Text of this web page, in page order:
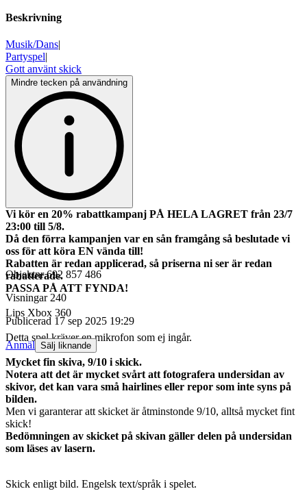
Beskrivning
Musik/Dans|
Partyspel|
Gott använt skick
Mindre tecken på användning
Vi kör en 20% rabattkampanj PÅ HELA LAGRET från 23/7
23:00 till 5/8.
Då den förra kampanjen var en sån framgång så beslutade vi
oss för att köra EN vända till!
Rabatten är redan applicerad, så priserna ni ser är redan
rabatterade.
PASSA PÅ ATT FYNDA!
Lips Xbox 360
Detta spel kräver en mikrofon som ej ingår.
Mycket fin skiva, 9/10 i skick.
Notera att det är mycket svårt att fotografera undersidan av
skivor, det kan vara små hairlines eller repor som inte syns på
bilden.
Men vi garanterar att skicket är åtminstonde 9/10, alltså mycket fint
skick!
Bedömningen av skicket på skivan gäller delen på undersidan
som läses av lasern.
Skick enligt bild. Engelsk text/språk i spelet.
Objektnr 692 857 486
Visningar 240
Publicerad 17 sep 2025 19:29
Anmäl Sälj liknande